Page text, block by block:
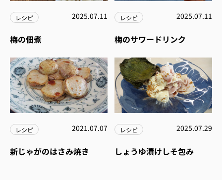
レシピ 2025.07.11
梅の佃煮
レシピ 2025.07.11
梅のサワードリンク
レシピ 2021.07.07
新じゃがのはさみ焼き
レシピ 2025.07.29
しょうゆ漬けしそ包み